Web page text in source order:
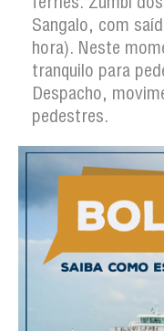
Sangalo, com
hora). Neste
tranquilo para
Despacho,
pedestres.